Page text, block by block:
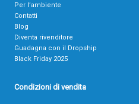
Per l’ambiente
Contatti
Blog
Diventa rivenditore
Guadagna con il Dropship
Black Friday 2025
Condizioni di vendita